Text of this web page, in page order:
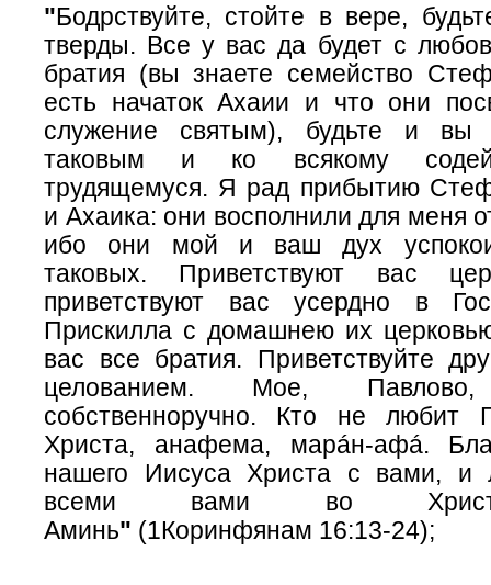
"Бодрствуйте, стойте в вере,
тверды. Все у вас да будет с
братия (вы знаете семейство
есть начаток Ахаии и что они
служение святым), будьте и вы
таковым и ко всякому
трудящемуся. Я рад прибытию
и Ахаика: они восполнили для меня
ибо они мой и ваш дух
таковых. Приветствуют вас
приветствуют вас усердно в
Прискилла с домашнею их
вас все братия. Приветствуйте
целованием. Мое, Павлово,
собственноручно. Кто не любит
Христа, анафема, марáн-афá.
нашего Иисуса Христа с вами, и
всеми вами во
Аминь" (1Коринфянам 16:13-24);